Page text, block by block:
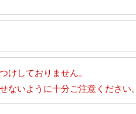
けしておりません。
いように十分ご注意ください。